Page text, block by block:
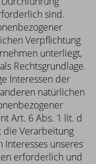
sind.
Verpflichtung
unterliegt,
Rechtsgrundlage.
Interessen der
natürlichen
Art. 6 Abs. 1 lit. d
die Verarbeitung
Interesses unseres
erforderlich und